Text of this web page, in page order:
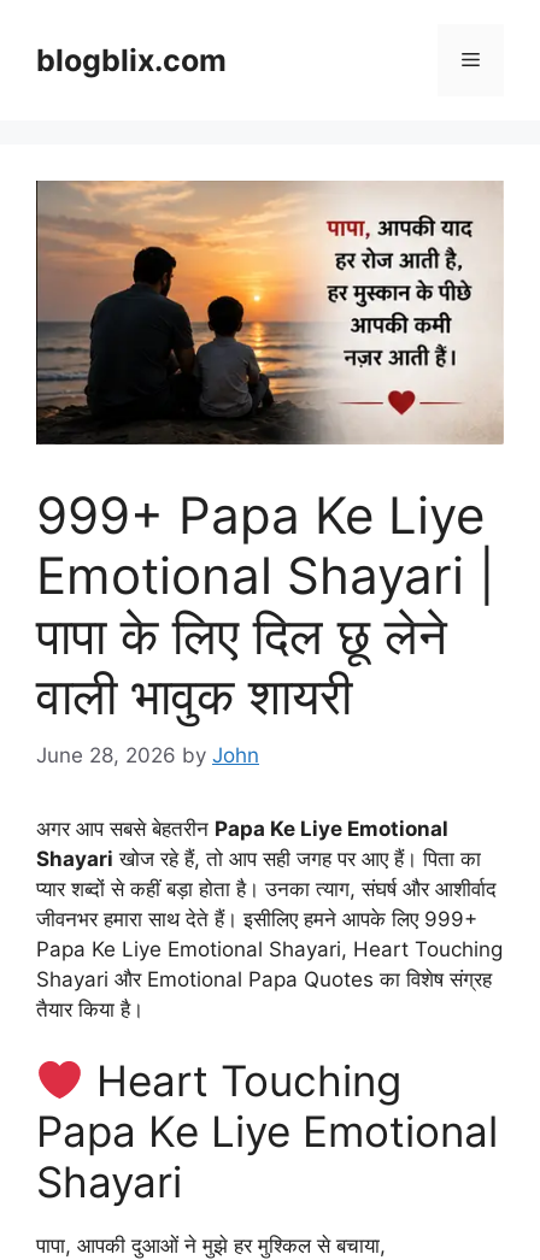
contentblogblix.com Menu
999+ Papa Ke Liye
Emotional Shayari |
पापा के लिए दिल छू लेने
वाली भावुक शायरी
June 28, 2026 by John
अगर आप सबसे बेहतरीन Papa Ke Liye Emotional
Shayari खोज रहे हैं, तो आप सही जगह पर आए हैं। पिता का
प्यार शब्दों से कहीं बड़ा होता है। उनका त्याग, संघर्ष और आशीर्वाद
जीवनभर हमारा साथ देते हैं। इसीलिए हमने आपके लिए 999+
Papa Ke Liye Emotional Shayari, Heart Touching
Shayari और Emotional Papa Quotes का विशेष संग्रह
तैयार किया है।
Heart Touching
Papa Ke Liye Emotional
Shayari
पापा, आपकी दुआओं ने मुझे हर मुश्किल से बचाया,